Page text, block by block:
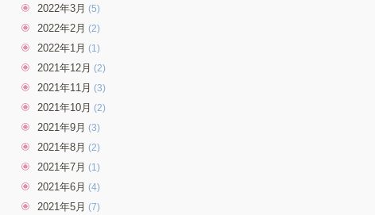
2022年3月 (5)
2022年2月 (2)
2022年1月 (1)
2021年12月 (2)
2021年11月 (3)
2021年10月 (2)
2021年9月 (3)
2021年8月 (2)
2021年7月 (1)
2021年6月 (4)
2021年5月 (7)